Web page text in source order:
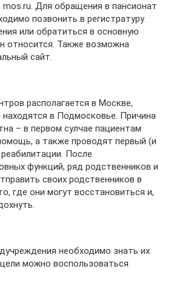
Для обращения в пансионат
позвонить в регистратуру
или обратиться в основную
относится. Также возможна
сайт.
располагается в Москве,
находятся в Подмосковье. Причина
– в первом сулчае пациентам
а также проводят первый (и
После
функций, ряд родственников и
своих родственников в
где они могут восстановиться и,
необходимо знать их
можно воспользоваться